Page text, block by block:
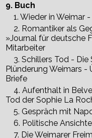
9. Buch
1. Wieder in Weimar
2. Romantiker als
»Journal für deutsche
Mitarbeiter
3. Schillers Tod - Die
Plünderung Weimars -
Briefe
4. Aufenthalt in
Tod der Sophie La
5. Gespräch mit
6. Politische
7. Die Weimarer